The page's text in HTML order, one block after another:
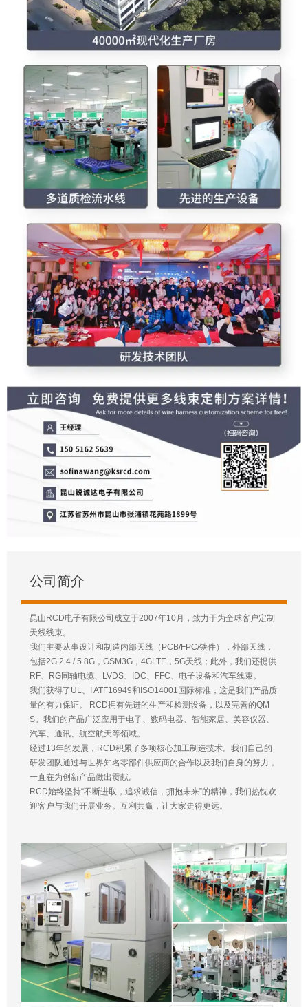
公司简介
昆山RCD电子有限公司成立于2007年10月，致力于为全球客户定制
天线线束。
我们主要从事设计和制造内部天线（PCB/FPC/铁件），外部天线，
包括2G 2.4 / 5.8G，GSM3G，4GLTE，5G天线；此外，我们还提供
RF、RG同轴电缆、LVDS、IDC、FFC、电子设备和汽车线束。
我们获得了UL、I ATF16949和ISO14001国际标准，这是我们产品质
量的有力保证。 RCD拥有先进的生产和检测设备，以及完善的QM
S。我们的产品广泛应用于电子、数码电器、智能家居、美容仪器、
汽车、通讯、航空航天等领域。
经过13年的发展，RCD积累了多项核心加工制造技术。我们自己的
研发团队通过与世界知名零部件供应商的合作以及我们自身的努力，
一直在为创新产品做出贡献。
RCD始终坚持“不断进取，追求诚信，拥抱未来”的精神，我们热忱欢
迎客户与我们开展业务。互利共赢，让大家走得更远。